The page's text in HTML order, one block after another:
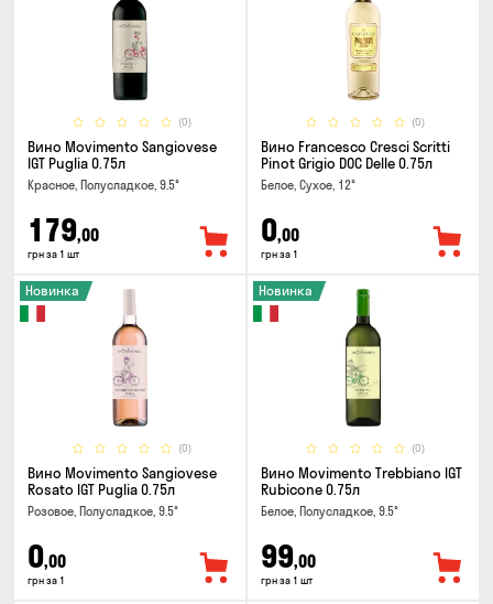
(0)
Вино Movimento Sangiovese
IGT Puglia 0.75л
Красное, Полусладкое, 9.5°
179,00
грн за 1 шт
(0)
Вино Francesco Cresci Scritti
Pinot Grigio DOC Delle 0.75л
Белое, Сухое, 12°
0,00
грн за 1
(0)
Новинка
Вино Movimento Sangiovese
Rosato IGT Puglia 0.75л
Розовое, Полусладкое, 9.5°
0,00
грн за 1
(0)
Новинка
Вино Movimento Trebbiano IGT
Rubicone 0.75л
Белое, Полусладкое, 9.5°
99,00
грн за 1 шт